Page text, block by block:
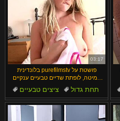
03:17
בלונדינית purefilmstv פושטת על
המיטה, לופתת שדיים טבעיים ענקיים
ומתגרה במקלחת חמה
ציצים טבעיים
תחת גדול
מקלחת
חשפנות